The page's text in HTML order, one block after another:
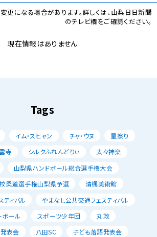
になる場合があります。詳しくは、山梨日日新聞
のテレビ欄をご確認ください。
現在情報はありません
Tags
イム・スヒャン チャ・ウヌ
星祭り
寺 シルクふれんどりぃ
太々神楽
山梨県ハンドボール総合選手権大会
柔道選手権山梨県予選
清楓美術館
ティバル
やまなし公共交通フェスティバル
ボール
スポーツ少年団
丸政
表会
八田SC
子ども落語発表会